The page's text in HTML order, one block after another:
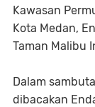
Kawasan
Kota Medan,
Taman Malibu
Dalam
dibacakan